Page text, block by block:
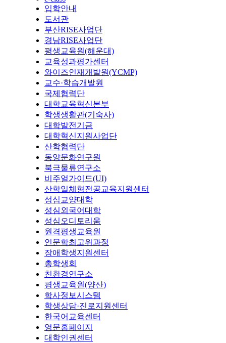
입학안내
도서관
부산RISE사업단
경남RISE사업단
평생교육원(해운대)
교육성과평가센터
와이즈인재개발원(YCMP)
교수·학습개발원
국제협력단
대학교육혁신본부
학생생활관(기숙사)
대학발전기금
대학혁신지원사업단
산학협력단
동양문화연구원
북극물류연구소
비주얼가이드(UI)
산학일체형전공교육지원센터
성심교양대학
성심외국어대학
성심오디토리움
원격평생교육원
인문학최고위과정
장애학생지원센터
총학생회
친환경연구소
평생교육원(양산)
학사정보시스템
학생상담·진로지원센터
한국어교육센터
영문홈페이지
대학인권센터